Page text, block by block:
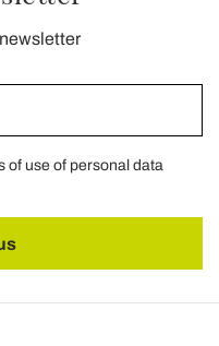
of use of personal data